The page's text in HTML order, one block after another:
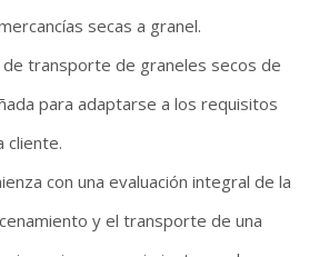
secas a granel.
de transporte de graneles secos de
para adaptarse a los requisitos
cliente.
con una evaluación integral de la
y el transporte de una